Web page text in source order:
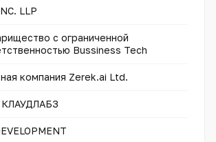
LLP
с ограниченной
Bussiness Tech
компания Zerek.ai Ltd.